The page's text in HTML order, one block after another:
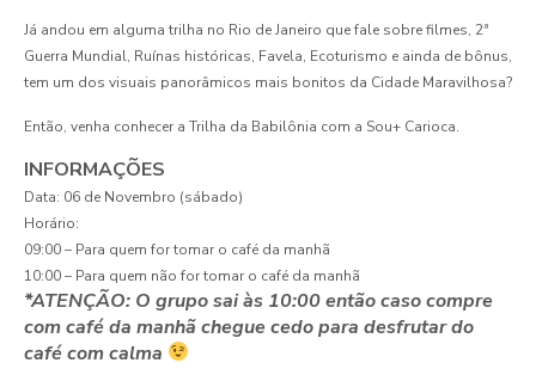
Já andou em alguma trilha no Rio de Janeiro que fale sobre filmes, 2ª
Guerra Mundial, Ruínas históricas, Favela, Ecoturismo e ainda de bônus,
tem um dos visuais panorâmicos mais bonitos da Cidade Maravilhosa?
Então, venha conhecer a Trilha da Babilônia com a Sou+ Carioca.
INFORMAÇÕES
Data: 06 de Novembro (sábado)
Horário:
09:00 – Para quem for tomar o café da manhã
10:00 – Para quem não for tomar o café da manhã
*ATENÇÃO: O grupo sai às 10:00 então caso compre
com café da manhã chegue cedo para desfrutar do
café com calma